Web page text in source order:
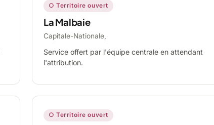
○ Territoire ouvert
La Malbaie
Capitale-Nationale,
Service offert par l'équipe centrale en attendant
l'attribution.
○ Territoire ouvert